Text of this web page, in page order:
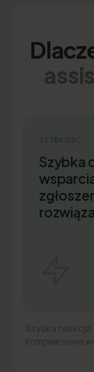
Szybka
Szybka
Kompleksowe